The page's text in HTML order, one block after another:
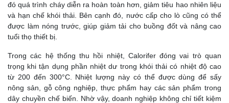
đó quá trình cháy diễn ra hoàn toàn hơn, giảm tiêu hao nhiên liệu
và hạn chế khói thải. Bên cạnh đó, nước cấp cho lò cũng có thể
được làm nóng trước, giúp giảm tải cho buồng đốt và nâng cao
tuổi thọ thiết bị.
Trong các hệ thống thu hồi nhiệt, Calorifer đóng vai trò quan
trọng khi tận dụng phần nhiệt dư trong khói thải có nhiệt độ cao
từ 200 đến 300°C. Nhiệt lượng này có thể được dùng để sấy
nông sản, gỗ công nghiệp, thực phẩm hay các sản phẩm trong
dây chuyền chế biến. Nhờ vậy, doanh nghiệp không chỉ tiết kiệm